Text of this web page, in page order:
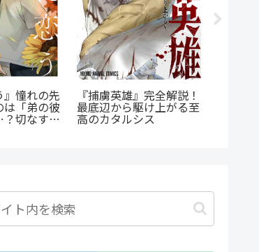
う一度！
』正統
』の
完全ガイ
『幼児A』5歳の殺人
犯、その瞳の奥に潜む闇
とは？ 衝撃作を徹底解
剖